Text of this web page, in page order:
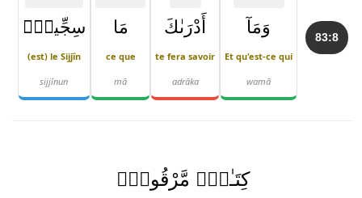
83:8 وَمَآ
Et qu'est-ce qui
wamā
أَدْرَىٰكَ
te fera savoir
adrāka
مَا
ce que
mā
سِجِّينٌۭ
(est) le Sijjîn
sijjīnun
كِتَـٰبٌۭ مَّرْقُومٌۭ